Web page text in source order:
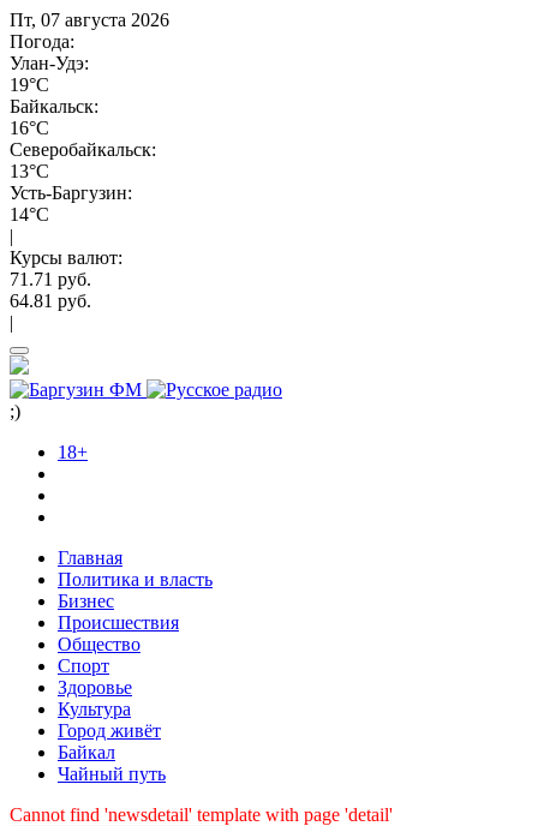
Пт, 07 августа 2026
Погода:
Улан-Удэ:
19°C
Байкальск:
16°C
Северобайкальск:
13°C
Усть-Баргузин:
14°C
|
Курсы валют:
71.71 руб.
64.81 руб.
|
;)
18+
Главная
Политика и власть
Бизнес
Происшествия
Общество
Cпорт
Здоровье
Культура
Город живёт
Байкал
Чайный путь
Cannot find 'newsdetail' template with page 'detail'